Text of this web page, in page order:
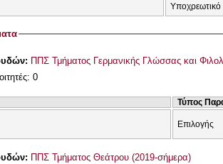
Υποχρεωτικό
ΠΠΣ Τμήματος Γερμανικής Γλώσσας και
0
Τύπος
Επιλογής
ΠΠΣ Τμήματος Θεάτρου (2019-σήμερα)